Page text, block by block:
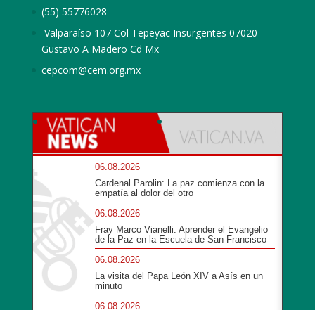
(55) 55776028
Valparaíso 107 Col Tepeyac Insurgentes 07020
Gustavo A Madero Cd Mx
cepcom@cem.org.mx
06.08.2026
Cardenal Parolin: La paz comienza con la
empatía al dolor del otro
06.08.2026
Fray Marco Vianelli: Aprender el Evangelio
de la Paz en la Escuela de San Francisco
06.08.2026
La visita del Papa León XIV a Asís en un
minuto
06.08.2026